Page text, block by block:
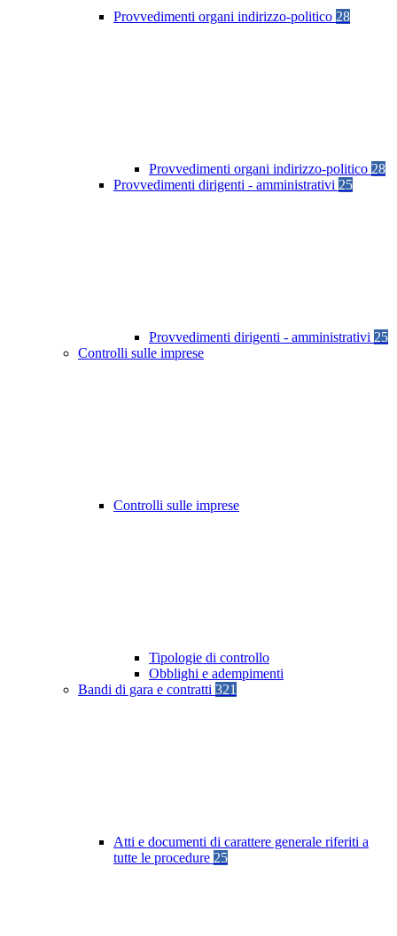
Provvedimenti organi indirizzo-politico 28
Provvedimenti organi indirizzo-politico 28
Provvedimenti dirigenti - amministrativi 25
Provvedimenti dirigenti - amministrativi 25
Controlli sulle imprese
Controlli sulle imprese
Tipologie di controllo
Obblighi e adempimenti
Bandi di gara e contratti 321
Atti e documenti di carattere generale riferiti a
tutte le procedure 25